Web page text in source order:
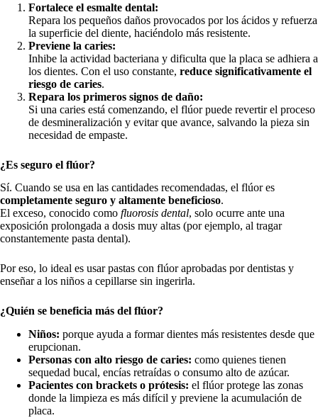
Fortalece el esmalte dental:
Repara los pequeños daños provocados por los ácidos y refuerza
la superficie del diente, haciéndolo más resistente.
Previene la caries:
Inhibe la actividad bacteriana y dificulta que la placa se adhiera a
los dientes. Con el uso constante, reduce significativamente el
riesgo de caries.
Repara los primeros signos de daño:
Si una caries está comenzando, el flúor puede revertir el proceso
de desmineralización y evitar que avance, salvando la pieza sin
necesidad de empaste.
¿Es seguro el flúor?
Sí. Cuando se usa en las cantidades recomendadas, el flúor es
completamente seguro y altamente beneficioso.
El exceso, conocido como fluorosis dental, solo ocurre ante una
exposición prolongada a dosis muy altas (por ejemplo, al tragar
constantemente pasta dental).
Por eso, lo ideal es usar pastas con flúor aprobadas por dentistas y
enseñar a los niños a cepillarse sin ingerirla.
¿Quién se beneficia más del flúor?
Niños: porque ayuda a formar dientes más resistentes desde que
erupcionan.
Personas con alto riesgo de caries: como quienes tienen
sequedad bucal, encías retraídas o consumo alto de azúcar.
Pacientes con brackets o prótesis: el flúor protege las zonas
donde la limpieza es más difícil y previene la acumulación de
placa.